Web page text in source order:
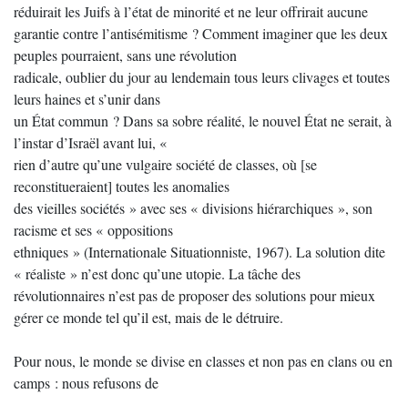
réduirait les Juifs à l’état de minorité et ne leur offrirait aucune
garantie contre l’antisémitisme ? Comment imaginer que les deux
peuples pourraient, sans une révolution
radicale, oublier du jour au lendemain tous leurs clivages et toutes
leurs haines et s’unir dans
un État commun ? Dans sa sobre réalité, le nouvel État ne serait, à
l’instar d’Israël avant lui, «
rien d’autre qu’une vulgaire société de classes, où [se
reconstitueraient] toutes les anomalies
des vieilles sociétés » avec ses « divisions hiérarchiques », son
racisme et ses « oppositions
ethniques » (Internationale Situationniste, 1967). La solution dite
« réaliste » n’est donc qu’une utopie. La tâche des
révolutionnaires n’est pas de proposer des solutions pour mieux
gérer ce monde tel qu’il est, mais de le détruire.
Pour nous, le monde se divise en classes et non pas en clans ou en
camps : nous refusons de